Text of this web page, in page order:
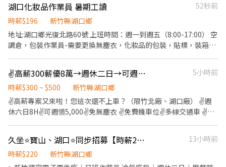
區) ❷ 竹北廠 - 新竹縣竹北市智慧路（ AI智慧園區 ） ▶️工作內容：
通訊器材組裝、包裝、測試 ▶️休息時間：用餐40分鐘、上下間休15
分鐘 ▶️休假制度：周休二日 ▶️班別薪資： ✴️日班：08:00-17:00
【$260/h】薪資➜$45,760~加班$60,000 ✴️夜班：20:00-05:00
品 ▬▬▬ ▶快速應徵◀ ▬▬▬ 【截圖+ID詢問】@718dcrid 周小姊
立即回覆 【點選直接加好友】https://lin.ee/nsf2q2B 【或電洽】
0955028592 周’s 諮詢報名 ➡️更多工作加入群組
https://reurl.cc/1KVb8V
湖口化妝品作業員 暑期工讀
52秒前
時薪$196
新竹縣湖口鄉
地址:湖口鄉光復北路60號 上班時間：週一到週五（8:00-17:00） 空
調倉，包裝作業員-需要更換無塵衣，化妝品的包裝，貼標，裝箱，
✌️高薪300薪優8萬→週休二日→可週領✅Ai伺服器操機組包測✅免學經歷立即上班
5小時前
時薪$300 ~ $500
新竹縣湖口鄉
✌️高薪專案又來啦！您這次還不上車？（限竹北廠、湖口廠） ✌️週
休六日8H✌️可週領5,000✌️免無塵衣 ✌️免費機車位✌️多線交通車 ✌️假
腦、通訊器材成品零件。操作機台、組裝、包裝、檢測、SMT、插
件、庫房 ✅ 工作地點： 1️⃣竹北廠：新竹縣竹北市智慧路（近竹北遠
百、Ai智慧園區） 2️⃣湖口廠：新竹縣湖口鄉光復北路、工業三路
久坐⭐寶山、湖口⭐同步招募【時薪220元/H】日班作業員｜無經驗可
13小時前
時薪$220
新竹縣湖口鄉